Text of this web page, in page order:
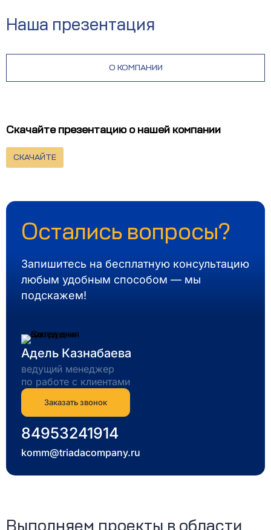
Наша презентация
О КОМПАНИИ
Скачайте презентацию о нашей компании
СКАЧАЙТЕ
Остались вопросы?
Запишитесь на бесплатную консультацию
любым удобным способом — мы
подскажем!
Адель Казнабаева
ведущий менеджер
по работе с клиентами
Заказать звонок
84953241914
komm@triadacompany.ru
Выполняем проекты в области